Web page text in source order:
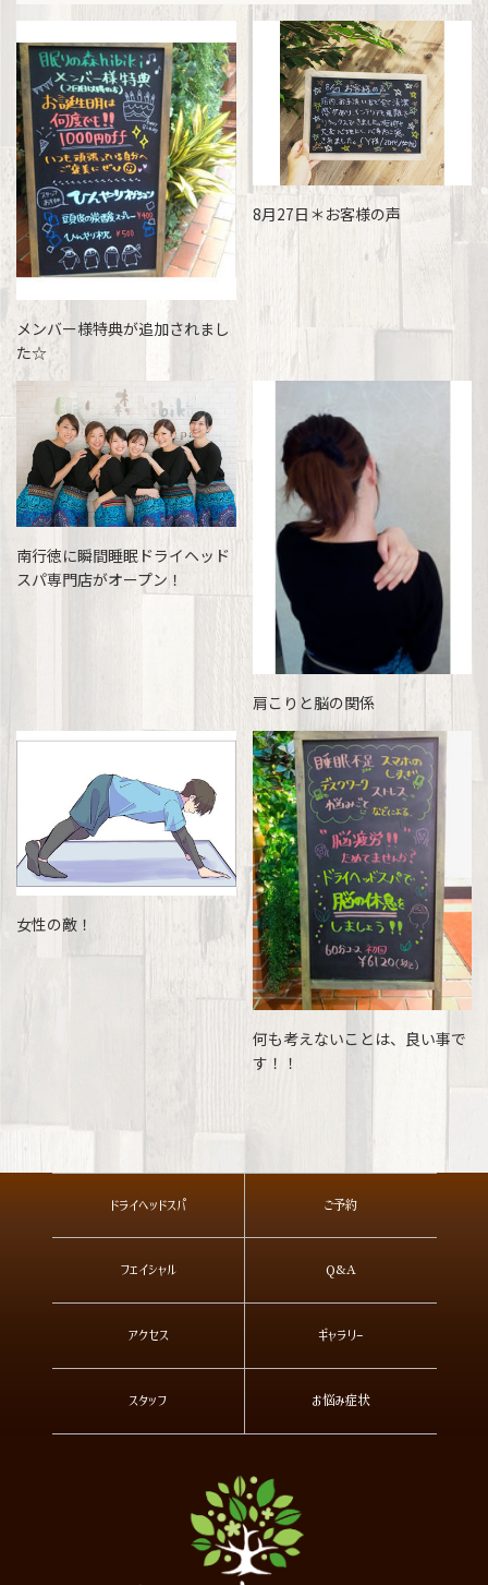
メンバー様特典が追加されまし
た☆
8月27日＊お客様の声
南行徳に瞬間睡眠ドライヘッド
スパ専門店がオープン！
肩こりと脳の関係
女性の敵！
何も考えないことは、良い事で
す！！
ドライヘッドスパ ご予約
フェイシャル Q&A
アクセス ギャラリー
スタッフ お悩み症状